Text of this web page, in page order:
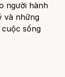
người hành
và những
sống